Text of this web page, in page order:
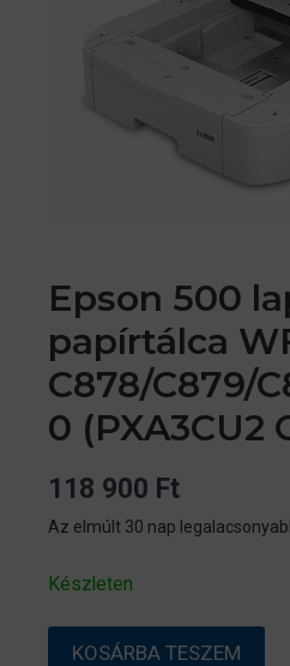
Epson 500
papírtálca
C878/C879/
0 (PXA3CU2
118 900 Ft
Az elmúlt 30 nap
Készleten
KOSÁRBA TESZEM